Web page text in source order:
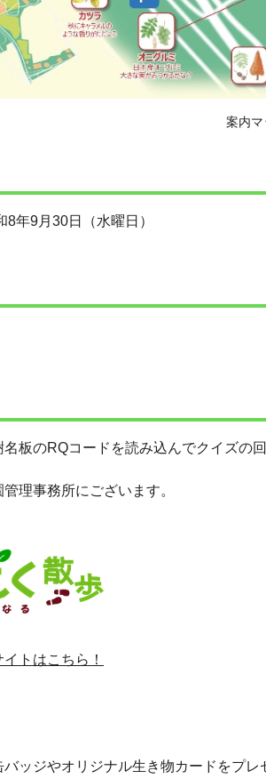
案内マ
年9月30日（水曜日）
板のRQコードを読み込んでクイズの
理事務所にございます。
トはこちら！
ッジやオリジナル生き物カードをプレ